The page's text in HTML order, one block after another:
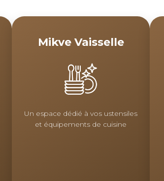
Mikve Vaisselle
Un espace dédié à vos ustensiles
et équipements de cuisine